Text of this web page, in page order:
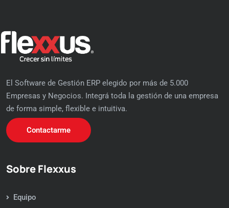
El Software de Gestión ERP elegido por más de 5.000
Empresas y Negocios. Integrá toda la gestión de una empresa
de forma simple, flexible e intuitiva.
Contactarme
Sobre Flexxus
Equipo